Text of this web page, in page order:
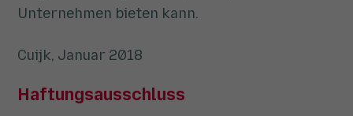
Unternehmen bieten kann.
Cuijk, Januar 2018
Haftungsausschluss